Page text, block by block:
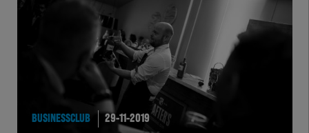
BUSINESSCLUB 29-11-2019